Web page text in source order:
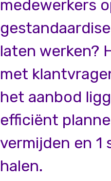
medewerkers
laten werken?
met
het aanbod
efficiënt
vermijden en 1
halen.